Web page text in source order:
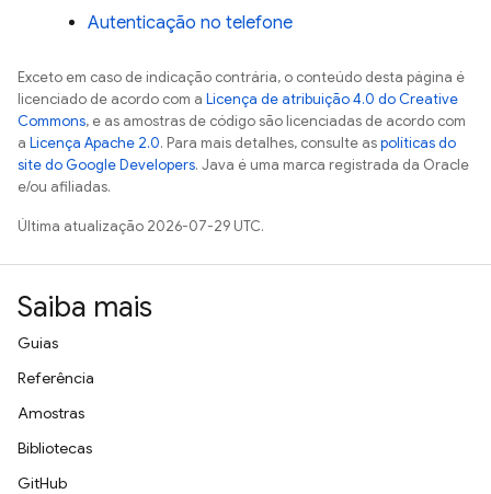
Autenticação no telefone
Exceto em caso de indicação contrária, o conteúdo desta página é
licenciado de acordo com a Licença de atribuição 4.0 do Creative
Commons, e as amostras de código são licenciadas de acordo com
a Licença Apache 2.0. Para mais detalhes, consulte aspolíticas do
site do Google Developers. Java é uma marca registrada da Oracle
e/ou afiliadas.
Última atualização 2026-07-29 UTC.
Saiba mais
Guias
Referência
Amostras
Bibliotecas
GitHub